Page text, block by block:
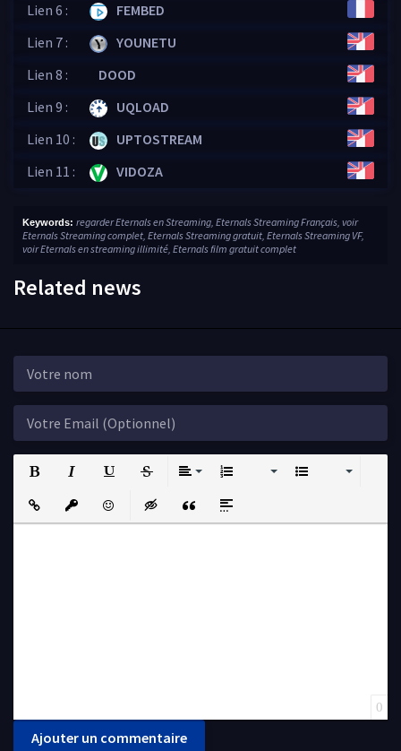
Lien 6 :
FEMBED
Lien 7 :
YOUNETU
Lien 8 :
DOOD
Lien 9 :
UQLOAD
Lien 10 :
UPTOSTREAM
Lien 11 :
VIDOZA
Keywords: regarder Eternals en Streaming, Eternals Streaming Français, voir
Eternals Streaming complet, Eternals Streaming gratuit, Eternals Streaming VF,
voir Eternals en streaming illimité, Eternals film gratuit complet
Related news
Strikethrough
Insert LinkInsert protected link
EmoticonsInsert hidden text
Insert QuoteInsert spoiler
0
Ajouter un commentaire